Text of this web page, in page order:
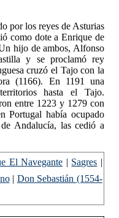
por los reyes de Asturias
como dote a Enrique de
hijo de ambos, Alfonso
y se proclamó rey
cruzó el Tajo con la
(1166). En 1191 una
hasta el Tajo.
entre 1223 y 1279 con
Portugal había ocupado
Andalucía, las cedió a
El Navegante | Sagres |
| Don Sebastián (1554-